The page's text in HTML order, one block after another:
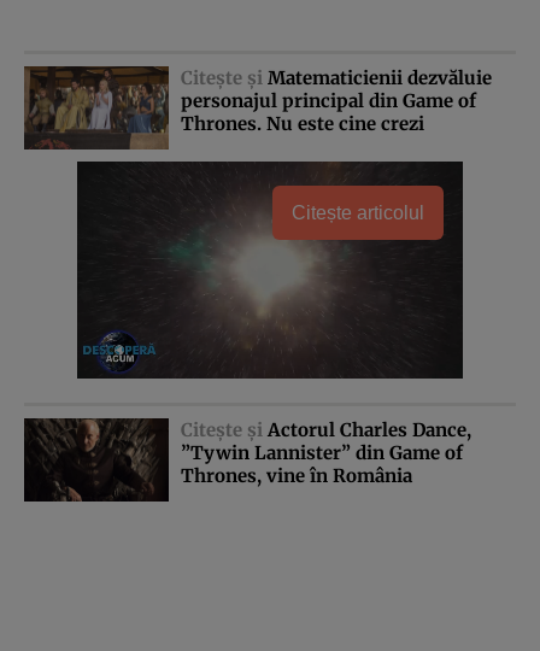
Citeşte şi Matematicienii dezvăluie
personajul principal din Game of
Thrones. Nu este cine crezi
Citește articolul
Citeşte şi Actorul Charles Dance,
”Tywin Lannister” din Game of
Thrones, vine în România